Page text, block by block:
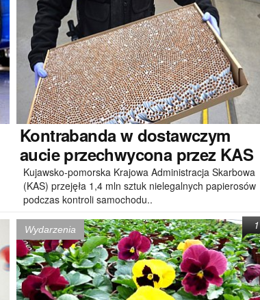
Kontrabanda w dostawczym
aucie przechwycona przez KAS
Kujawsko-pomorska Krajowa Administracja Skarbowa
(KAS) przejęła 1,4 mln sztuk nielegalnych papierosów
podczas kontroli samochodu..
Wydarzenia 1